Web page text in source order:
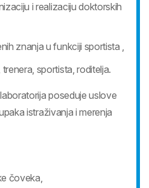
i realizaciju doktorskih
znanja u funkciji sportista ,
sportista, roditelja.
poseduje uslove
istraživanja i merenja
čoveka,